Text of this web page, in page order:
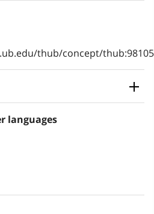
thub/concept/
languages